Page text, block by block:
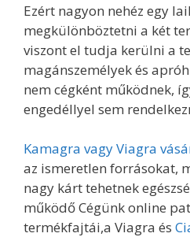
Ezért nagyon nehéz egy
megkülönböztetni a két
viszont el tudja kerülni a
magánszemélyek és
nem cégként működnek,
engedéllyel sem
Kamagra vagy Viagra
az ismeretlen forrásokat,
nagy kárt tehetnek
működő Cégünk online
termékfajtái,a Viagra és